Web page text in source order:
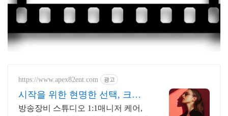
https://www.apex82ent.com 광고
시작을 위한 현명한 선택, 크리
에이터, BJ 상시 모집
방송장비 스튜디오 1:1매니저 케어,